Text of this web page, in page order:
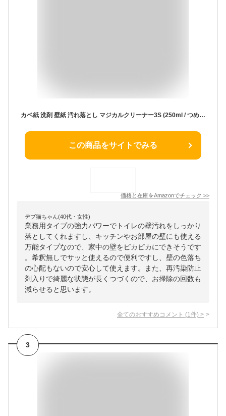
カベ紙 洗剤 壁紙 汚れ落とし マジカルクリーナー3S (250ml / つめかえ用) 壁 汚れヤニ 強力 クロス 油汚れ 黄ばみ 手あか (テレビ生放送で紹介されました！) 発売以来、5万本の販売実績 (洗剤に革命をもたらしてきた、「田中勝麻」監修) 業務用 日本製
この商品をサイトでみる
価格と在庫をAmazonでチェック >>
デブ猫ちゃん(40代・女性)
業務用タイプの強力パワーでトイレの壁汚れをしっかり
落としてくれますし、キッチンやお部屋の壁にも使える
万能タイプなので、家中の壁をピカピカにできそうです
。希釈無しでサッと使えるので便利ですし、壁の色落ち
の心配もないので安心して使えます。また、再汚染防止
剤入りで綺麗な状態が長くつづくので、お掃除の回数も
減らせると思います。
全てのおすすめコメント (1 件) >
3